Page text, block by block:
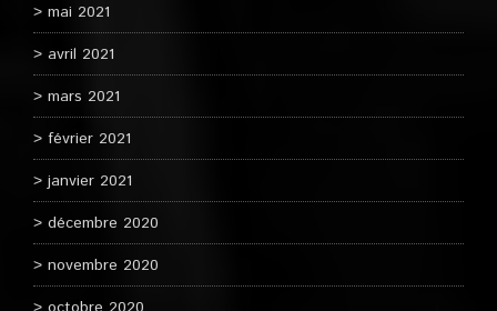
mai 2021
avril 2021
mars 2021
février 2021
janvier 2021
décembre 2020
novembre 2020